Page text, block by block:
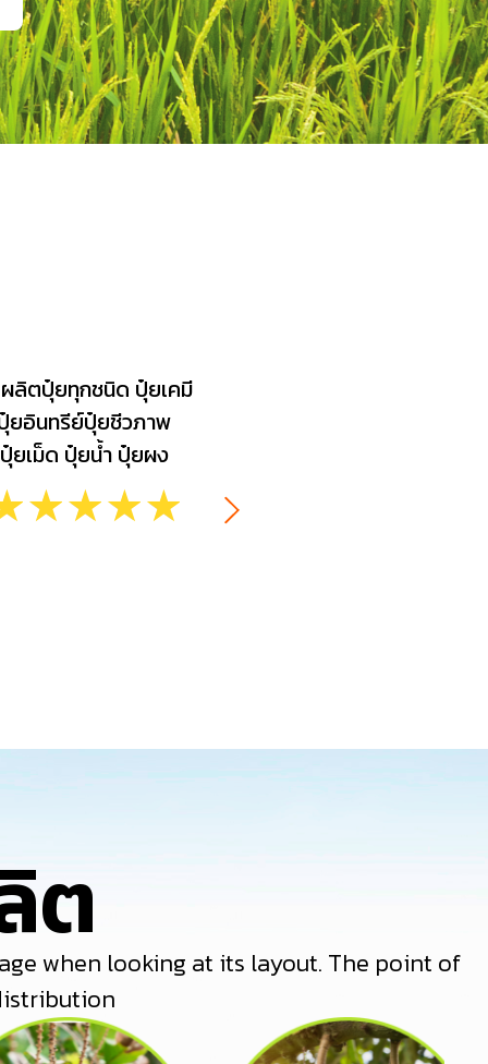
ลิตปุ๋ยทุกชนิด ปุ๋ยเคมี
ยอินทรีย์ปุ๋ยชีวภาพ
ปุ๋ยเม็ด ปุ๋ยน้ำ ปุ๋ยผง
☆☆☆☆
ต
when looking at its layout. The point of